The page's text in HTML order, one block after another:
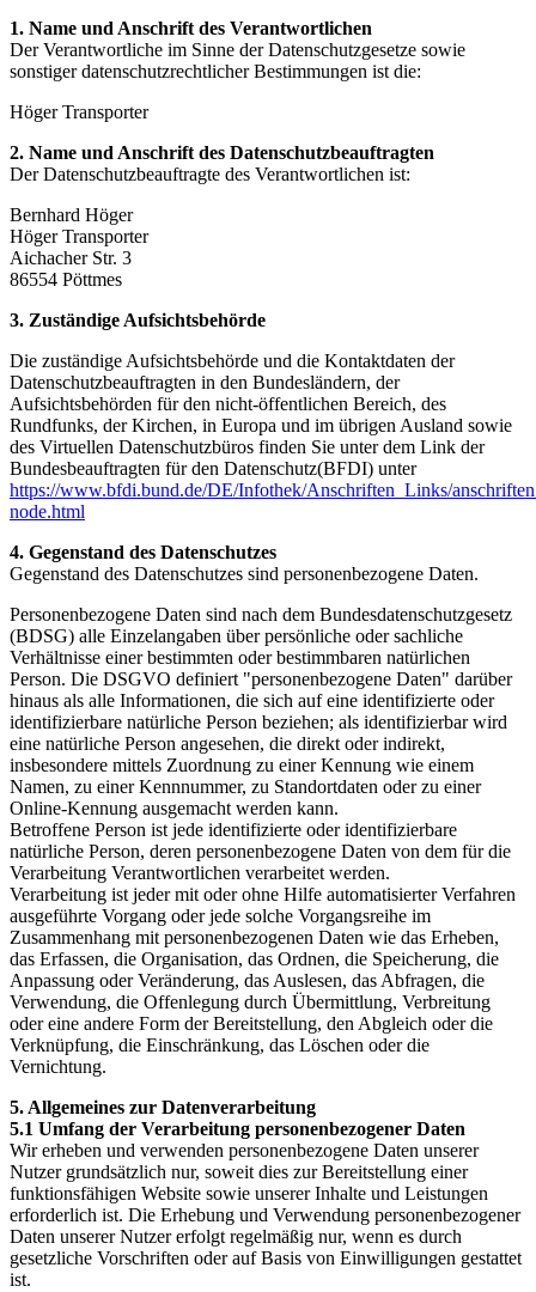
1. Name und Anschrift des Verantwortlichen
Der Verantwortliche im Sinne der Datenschutzgesetze sowie
sonstiger datenschutzrechtlicher Bestimmungen ist die:
Höger Transporter
2. Name und Anschrift des Datenschutzbeauftragten
Der Datenschutzbeauftragte des Verantwortlichen ist:
Bernhard Höger
Höger Transporter
Aichacher Str. 3
86554 Pöttmes
3. Zuständige Aufsichtsbehörde
Die zuständige Aufsichtsbehörde und die Kontaktdaten der
Datenschutzbeauftragten in den Bundesländern, der
Aufsichtsbehörden für den nicht-öffentlichen Bereich, des
Rundfunks, der Kirchen, in Europa und im übrigen Ausland sowie
des Virtuellen Datenschutzbüros finden Sie unter dem Link der
Bundesbeauftragten für den Datenschutz(BFDI) unter
https://www.bfdi.bund.de/DE/Infothek/Anschriften_Links/
node.html
4. Gegenstand des Datenschutzes
Gegenstand des Datenschutzes sind personenbezogene Daten.
Personenbezogene Daten sind nach dem Bundesdatenschutzgesetz
(BDSG) alle Einzelangaben über persönliche oder sachliche
Verhältnisse einer bestimmten oder bestimmbaren natürlichen
Person. Die DSGVO definiert "personenbezogene Daten" darüber
hinaus als alle Informationen, die sich auf eine identifizierte oder
identifizierbare natürliche Person beziehen; als identifizierbar wird
eine natürliche Person angesehen, die direkt oder indirekt,
insbesondere mittels Zuordnung zu einer Kennung wie einem
Namen, zu einer Kennnummer, zu Standortdaten oder zu einer
Online-Kennung ausgemacht werden kann.
Betroffene Person ist jede identifizierte oder identifizierbare
natürliche Person, deren personenbezogene Daten von dem für die
Verarbeitung Verantwortlichen verarbeitet werden.
Verarbeitung ist jeder mit oder ohne Hilfe automatisierter Verfahren
ausgeführte Vorgang oder jede solche Vorgangsreihe im
Zusammenhang mit personenbezogenen Daten wie das Erheben,
das Erfassen, die Organisation, das Ordnen, die Speicherung, die
Anpassung oder Veränderung, das Auslesen, das Abfragen, die
Verwendung, die Offenlegung durch Übermittlung, Verbreitung
oder eine andere Form der Bereitstellung, den Abgleich oder die
Verknüpfung, die Einschränkung, das Löschen oder die
Vernichtung.
5. Allgemeines zur Datenverarbeitung
5.1 Umfang der Verarbeitung personenbezogener Daten
Wir erheben und verwenden personenbezogene Daten unserer
Nutzer grundsätzlich nur, soweit dies zur Bereitstellung einer
funktionsfähigen Website sowie unserer Inhalte und Leistungen
erforderlich ist. Die Erhebung und Verwendung personenbezogener
Daten unserer Nutzer erfolgt regelmäßig nur, wenn es durch
gesetzliche Vorschriften oder auf Basis von Einwilligungen gestattet
ist.